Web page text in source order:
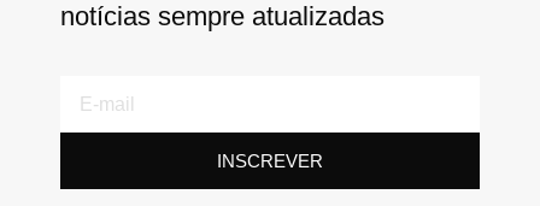
notícias sempre atualizadas
INSCREVER